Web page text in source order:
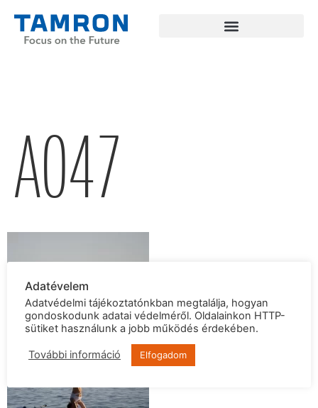
A047
Adatévelem
Adatvédelmi tájékoztatónkban megtalálja, hogyan
gondoskodunk adatai védelméről. Oldalainkon HTTP-
sütiket használunk a jobb működés érdekében.
További információ Elfogadom